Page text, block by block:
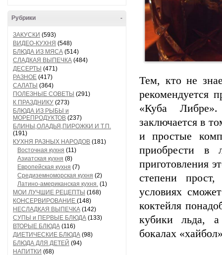
-
Рубрики
ЗАКУСКИ (593)
ВИДЕО-КУХНЯ (548)
БЛЮДА ИЗ МЯСА (514)
СЛАДКАЯ ВЫПЕЧКА (484)
ДЕСЕРТЫ (471)
РАЗНОЕ (417)
САЛАТЫ (364)
ПОЛЕЗНЫЕ СОВЕТЫ (291)
К ПРАЗДНИКУ (273)
БЛЮДА ИЗ РЫБЫ и
МОРЕПРОДУКТОВ (237)
БЛИНЫ,ОЛАДЬЯ,ПИРОЖКИ И Т.П.
(191)
КУХНЯ РАЗНЫХ НАРОДОВ (181)
Восточная кухня (11)
Азиатская кухня (8)
Европейская кухня (7)
Средиземноморская кухня (2)
Латино-американская кухня. (1)
МОИ ЛУЧШИЕ РЕЦЕПТЫ (168)
КОНСЕРВИРОВАНИЕ (148)
НЕСЛАДКАЯ ВЫПЕЧКА (142)
СУПЫ и ПЕРВЫЕ БЛЮДА (133)
ВТОРЫЕ БЛЮДА (116)
ДИЕТИЧЕСКИЕ БЛЮДА (98)
БЛЮДА ДЛЯ ДЕТЕЙ (94)
НАПИТКИ (68)
Тем, кто не
рекомендуется
«Куба Либре».
заключается в
и простые
приобрести в
приготовления
степени
условиях
коктейля
кубики льда,
бокалах